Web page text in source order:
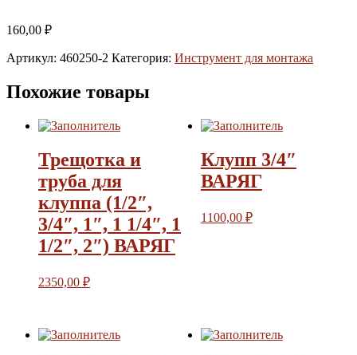
160,00 ₽
Артикул: 460250-2 Категория: Инструмент для монтажа
Похожие товары
Трещотка и
труба для
клуппа (1/2″,
3/4″, 1″, 1 1/4″, 1
1/2″, 2″) ВАРЯГ
2350,00 ₽
Клупп 3/4″
ВАРЯГ
1100,00 ₽